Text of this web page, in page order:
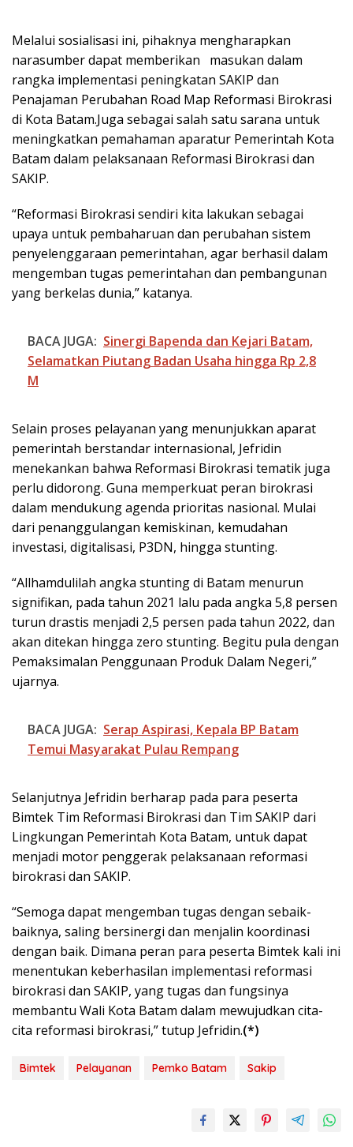
Melalui sosialisasi ini, pihaknya mengharapkan
narasumber dapat memberikan masukan dalam
rangka implementasi peningkatan SAKIP dan
Penajaman Perubahan Road Map Reformasi Birokrasi
di Kota Batam.Juga sebagai salah satu sarana untuk
meningkatkan pemahaman aparatur Pemerintah Kota
Batam dalam pelaksanaan Reformasi Birokrasi dan
SAKIP.
“Reformasi Birokrasi sendiri kita lakukan sebagai
upaya untuk pembaharuan dan perubahan sistem
penyelenggaraan pemerintahan, agar berhasil dalam
mengemban tugas pemerintahan dan pembangunan
yang berkelas dunia,” katanya.
BACA JUGA: Sinergi Bapenda dan Kejari Batam,
Selamatkan Piutang Badan Usaha hingga Rp 2,8
M
Selain proses pelayanan yang menunjukkan aparat
pemerintah berstandar internasional, Jefridin
menekankan bahwa Reformasi Birokrasi tematik juga
perlu didorong. Guna memperkuat peran birokrasi
dalam mendukung agenda prioritas nasional. Mulai
dari penanggulangan kemiskinan, kemudahan
investasi, digitalisasi, P3DN, hingga stunting.
“Allhamdulilah angka stunting di Batam menurun
signifikan, pada tahun 2021 lalu pada angka 5,8 persen
turun drastis menjadi 2,5 persen pada tahun 2022, dan
akan ditekan hingga zero stunting. Begitu pula dengan
Pemaksimalan Penggunaan Produk Dalam Negeri,”
ujarnya.
BACA JUGA: Serap Aspirasi, Kepala BP Batam
Temui Masyarakat Pulau Rempang
Selanjutnya Jefridin berharap pada para peserta
Bimtek Tim Reformasi Birokrasi dan Tim SAKIP dari
Lingkungan Pemerintah Kota Batam, untuk dapat
menjadi motor penggerak pelaksanaan reformasi
birokrasi dan SAKIP.
“Semoga dapat mengemban tugas dengan sebaik-
baiknya, saling bersinergi dan menjalin koordinasi
dengan baik. Dimana peran para peserta Bimtek kali ini
menentukan keberhasilan implementasi reformasi
birokrasi dan SAKIP, yang tugas dan fungsinya
membantu Wali Kota Batam dalam mewujudkan cita-
cita reformasi birokrasi,” tutup Jefridin.(*)
Bimtek Pelayanan Pemko Batam Sakip